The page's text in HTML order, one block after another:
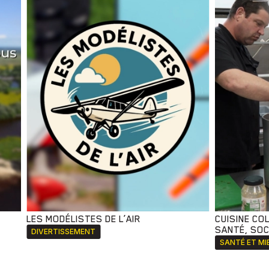
LES MODÉLISTES DE L’AIR
DIVERTISSEMENT
CUISINE
SANTÉ,
SANTÉ ET